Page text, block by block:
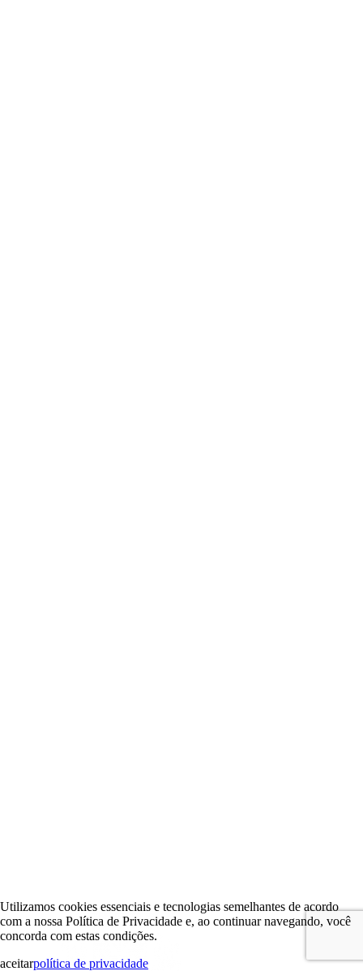
Utilizamos cookies essenciais e tecnologias semelhantes de acordo
com a nossa Política de Privacidade e, ao continuar navegando, você
concorda com estas condições.
aceitarpolítica de privacidade